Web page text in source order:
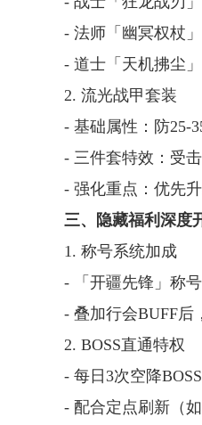
- 法师「幽冥权杖
- 道士「天机拂尘
2. 流光战甲套装
- 基础属性：防25-
- 三件套特效：受
- 强化重点：优先
三、隐藏福利深度
1. 称号系统加成
- 「开疆先锋」称
- 叠加行会BUFF后
2. BOSS直通特权
- 每日3次空降
- 配合定点刷新（